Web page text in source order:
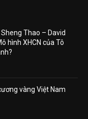
Thao – David
hình XHCN của Tô
vàng Việt Nam